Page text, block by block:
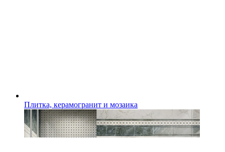
Плитка, керамогранит и мозаика